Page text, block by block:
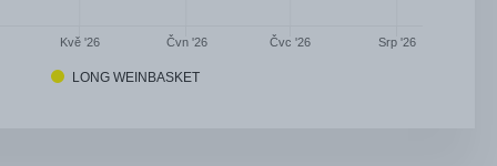
LONG WEINBASKET
Kvě '26 Čvn '26 Čvc '26 Srp '26